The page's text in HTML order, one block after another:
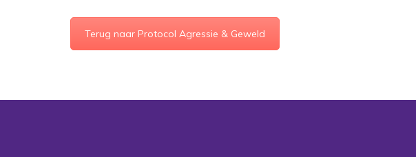
Terug naar Protocol Agressie & Geweld